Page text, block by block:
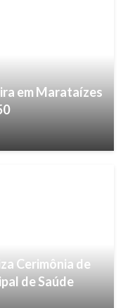
em Marataízes
Cerimônia de
de Saúde